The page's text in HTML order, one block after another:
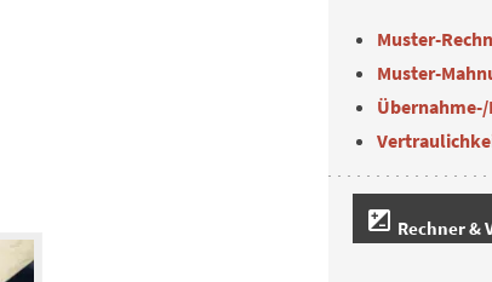
Muster-
Muster-
iso Rechner &